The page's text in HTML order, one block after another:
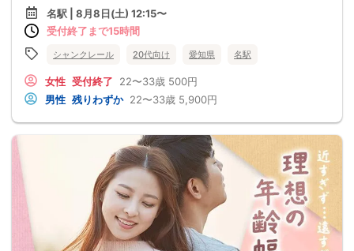
名駅 | 8月8日(土) 12:15〜
受付終了まで15時間
シャンクレール 20代向け 愛知県 名駅
女性 受付終了 22〜33歳 500円
男性 残りわずか 22〜33歳 5,900円